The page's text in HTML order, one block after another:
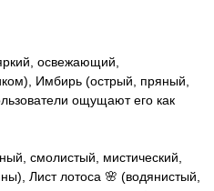
освежающий,
Имбирь (острый, пряный,
ощущают его как
смолистый, мистический,
Лист лотоса 🌸 (водянистый,